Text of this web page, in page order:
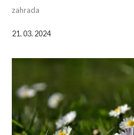
zahrada
21. 03. 2024